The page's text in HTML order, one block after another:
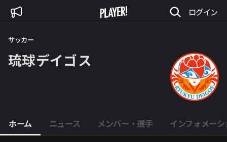
ログイン
サッカー
琉球デイゴス
ホーム ニュース メンバー・選手 インフォメーシ